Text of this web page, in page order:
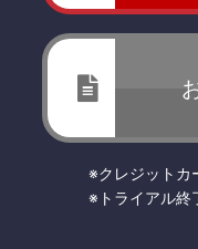
※クレジット
※トライアル終